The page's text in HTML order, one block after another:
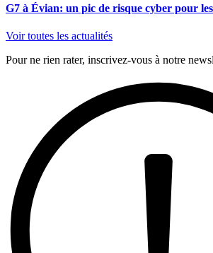
G7 à Évian: un pic de risque cyber pour les
Voir toutes les actualités
Pour ne rien rater, inscrivez-vous à notre